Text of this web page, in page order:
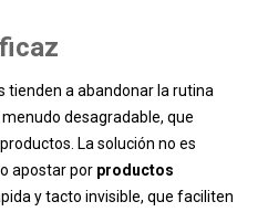
tienden a abandonar la rutina
desagradable, que
. La solución no es
apostar por productos
y tacto invisible, que faciliten